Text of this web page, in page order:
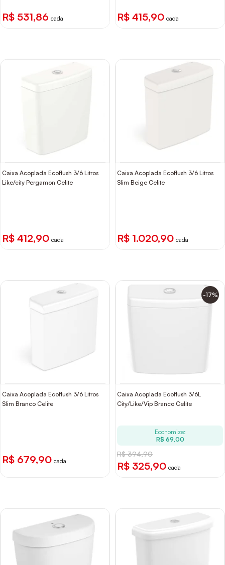
R$ 531,86 cada R$ 415,90 cada
Caixa Acoplada Ecoflush 3/6 Litros
Like/city Pergamon Celite
R$ 412,90 cada
Caixa Acoplada Ecoflush 3/6 Litros
Slim Beige Celite
R$ 1.020,90 cada
Caixa Acoplada Ecoflush 3/6 Litros
Slim Branco Celite
R$ 679,90 cada
-17%
Caixa Acoplada Ecoflush 3/6L
City/Like/Vip Branco Celite
Economize:
R$ 69,00
R$ 394,90
R$ 325,90 cada